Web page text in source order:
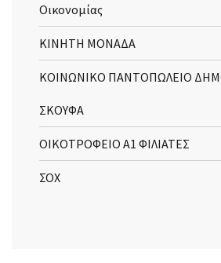
Οικονομίας
ΚΙΝΗΤΗ ΜΟΝΑΔΑ
ΚΟΙΝΩΝΙΚΟ ΠΑΝΤΟΠΩΛΕΙΟ
ΣΚΟΥΦΑ
ΟΙΚΟΤΡΟΦΕΙΟ Α1 ΦΙΛΙΑΤΕΣ
ΣΟΧ